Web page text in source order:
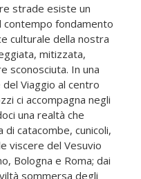
strade esiste un
fondamento
culturale della nostra
mitizzata,
sconosciuta. In una
Viaggio al centro
ci accompagna negli
una realtà che
catacombe, cunicoli,
viscere del Vesuvio
Bologna e Roma; dai
sommersa degli